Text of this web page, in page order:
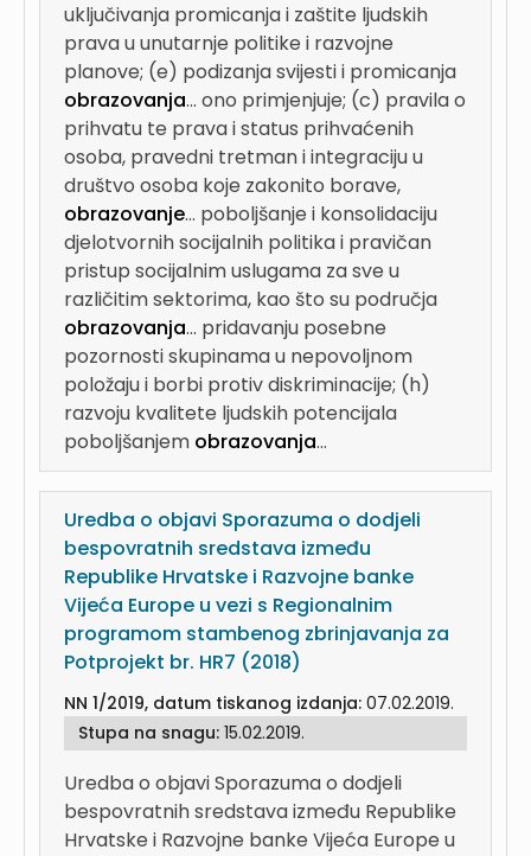
uključivanja promicanja i zaštite ljudskih
prava u unutarnje politike i razvojne
planove; (e) podizanja svijesti i promicanja
obrazovanja... ono primjenjuje; (c) pravila o
prihvatu te prava i status prihvaćenih
osoba, pravedni tretman i integraciju u
društvo osoba koje zakonito borave,
obrazovanje... poboljšanje i konsolidaciju
djelotvornih socijalnih politika i pravičan
pristup socijalnim uslugama za sve u
različitim sektorima, kao što su područja
obrazovanja... pridavanju posebne
pozornosti skupinama u nepovoljnom
položaju i borbi protiv diskriminacije; (h)
razvoju kvalitete ljudskih potencijala
poboljšanjem obrazovanja...
Uredba o objavi Sporazuma o dodjeli
bespovratnih sredstava između
Republike Hrvatske i Razvojne banke
Vijeća Europe u vezi s Regionalnim
programom stambenog zbrinjavanja za
Potprojekt br. HR7 (2018)
NN 1/2019, datum tiskanog izdanja: 07.02.2019.
Stupa na snagu: 15.02.2019.
Uredba o objavi Sporazuma o dodjeli
bespovratnih sredstava između Republike
Hrvatske i Razvojne banke Vijeća Europe u